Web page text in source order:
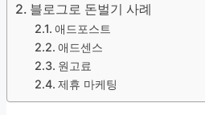
블로그로 돈벌기 사례
애드포스트
애드센스
원고료
제휴 마케팅